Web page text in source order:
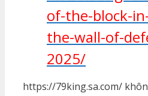
of-the-block-
the-wall-of-
2025/
https://79king.sa.com/